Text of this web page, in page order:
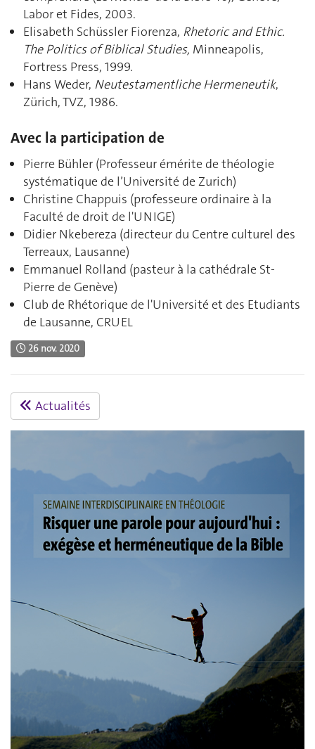
Labor et Fides, 2003.
Elisabeth Schüssler Fiorenza, Rhetoric and Ethic.
The Politics of Biblical Studies, Minneapolis,
Fortress Press, 1999.
Hans Weder, Neutestamentliche Hermeneutik,
Zürich, TVZ, 1986.
Avec la participation de
Pierre Bühler (Professeur émérite de théologie
systématique de l’Université de Zurich)
Christine Chappuis (professeure ordinaire à la
Faculté de droit de l'UNIGE)
Didier Nkebereza (directeur du Centre culturel des
Terreaux, Lausanne)
Emmanuel Rolland (pasteur à la cathédrale St-
Pierre de Genève)
Club de Rhétorique de l'Université et des Etudiants
de Lausanne, CRUEL
26 nov. 2020
Actualités